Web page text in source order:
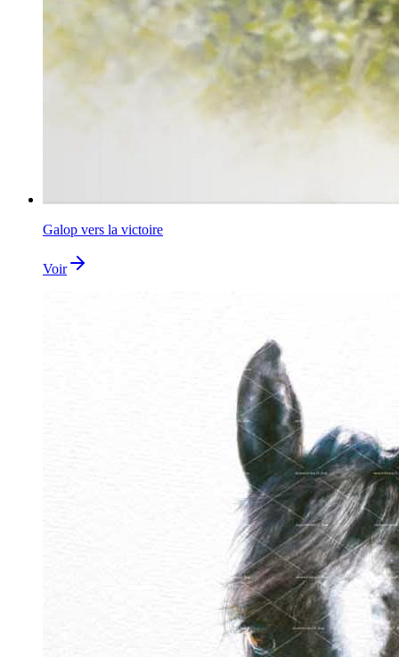
Galop vers la victoire
Voir